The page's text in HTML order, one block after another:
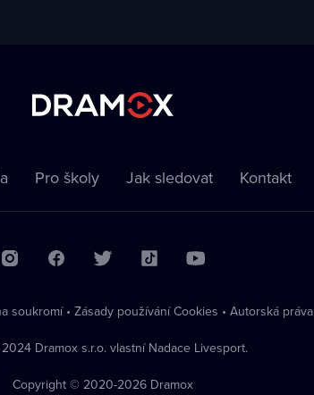
Pro školy Jak sledovat Kontakt
soukromí • Zásady používání Cookies • Autorská práva
Dramox s.r.o. vlastní Nadace Livesport.
Copyright © 2020-2026 Dramox